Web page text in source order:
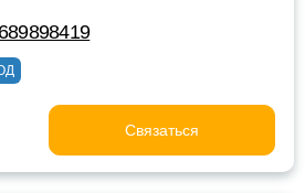
Связаться